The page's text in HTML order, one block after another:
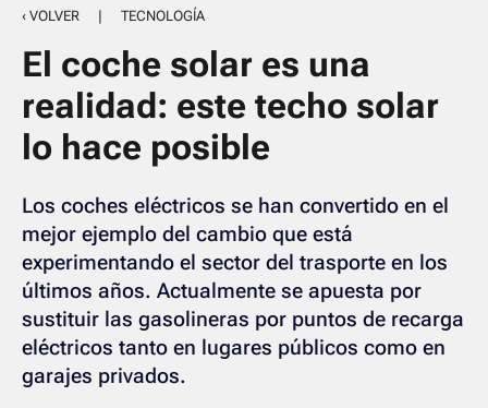
‹ VOLVER | TECNOLOGÍA
El coche solar es una
realidad: este techo solar
lo hace posible
Los coches eléctricos se han convertido en el
mejor ejemplo del cambio que está
experimentando el sector del trasporte en los
últimos años. Actualmente se apuesta por
sustituir las gasolineras por puntos de recarga
eléctricos tanto en lugares públicos como en
garajes privados.